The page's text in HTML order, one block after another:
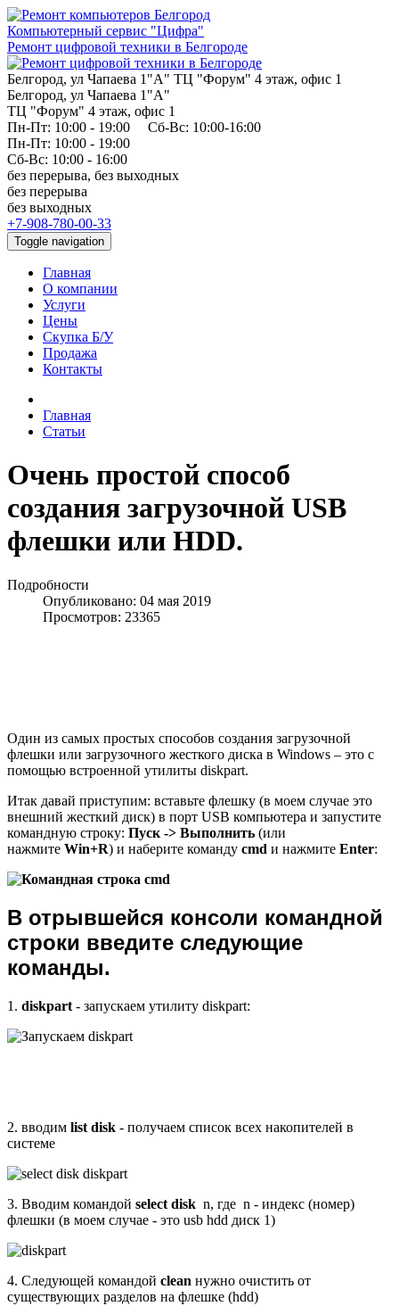
Компьютерный сервис "Цифра"
Ремонт цифровой техники в Белгороде
Белгород, ул Чапаева 1"А" ТЦ "Форум" 4 этаж, офис 1
Белгород, ул Чапаева 1"А"
ТЦ "Форум" 4 этаж, офис 1
Пн-Пт: 10:00 - 19:00 Сб-Вс: 10:00-16:00
Пн-Пт: 10:00 - 19:00
Сб-Вс: 10:00 - 16:00
без перерыва, без выходных
без перерыва
без выходных
+7-908-780-00-33
Toggle navigation
Главная
О компании
Услуги
Цены
Скупка Б/У
Продажа
Контакты
Главная
Статьи
Очень простой способ
создания загрузочной USB
флешки или HDD.
Подробности
Опубликовано: 04 мая 2019
Просмотров: 23365
Один из самых простых способов создания загрузочной
флешки или загрузочного жесткого диска в Windows – это с
помощью встроенной утилиты diskpart.
Итак давай приступим: вставьте флешку (в моем случае это
внешний жесткий диск) в порт USB компьютера и запустите
командную строку: Пуск -> Выполнить (или
нажмите Win+R) и наберите команду cmd и нажмите Enter:
В отрывшейся консоли командной
строки введите следующие
команды.
1. diskpart - запускаем утилиту diskpart:
2. вводим list disk - получаем список всех накопителей в
системе
3. Вводим командой select disk n, где n - индекс (номер)
флешки (в моем случае - это usb hdd диск 1)
4. Следующей командой clean нужно очистить от
существующих разделов на флешке (hdd)